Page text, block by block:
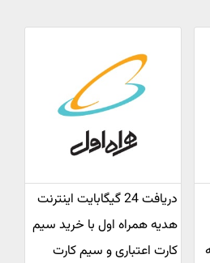
دریافت 24 گیگابایت اینترنت
هدیه همراه اول با خرید سیم
کارت اعتباری و سیم کارت